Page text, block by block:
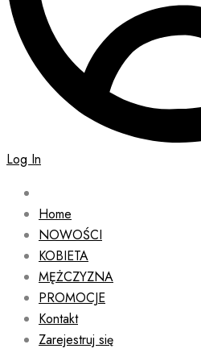
Log In
Home
NOWOŚCI
KOBIETA
MĘŻCZYZNA
PROMOCJE
Kontakt
Zarejestruj się